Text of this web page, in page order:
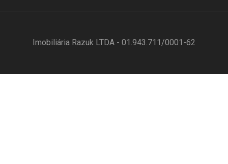
Imobiliária Razuk LTDA - 01.943.711/0001-62